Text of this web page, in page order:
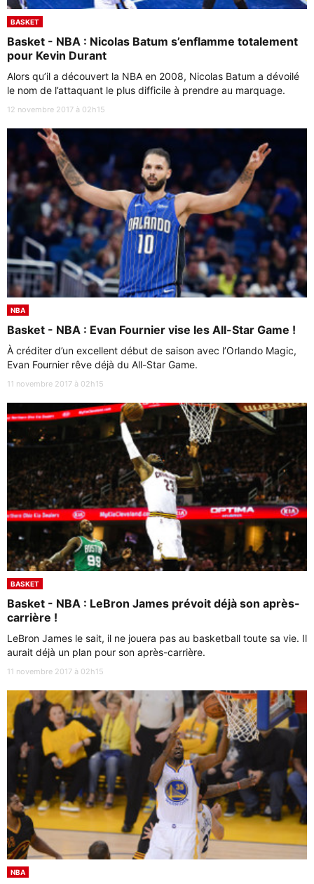
BASKET
Basket - NBA : Nicolas Batum s’enflamme totalement
pour Kevin Durant
Alors qu’il a découvert la NBA en 2008, Nicolas Batum a dévoilé
le nom de l’attaquant le plus difficile à prendre au marquage.
12 novembre 2017 à 02h15
NBA
Basket - NBA : Evan Fournier vise les All-Star Game !
À créditer d’un excellent début de saison avec l’Orlando Magic,
Evan Fournier rêve déjà du All-Star Game.
11 novembre 2017 à 02h15
BASKET
Basket - NBA : LeBron James prévoit déjà son après-
carrière !
LeBron James le sait, il ne jouera pas au basketball toute sa vie. Il
aurait déjà un plan pour son après-carrière.
11 novembre 2017 à 02h15
NBA